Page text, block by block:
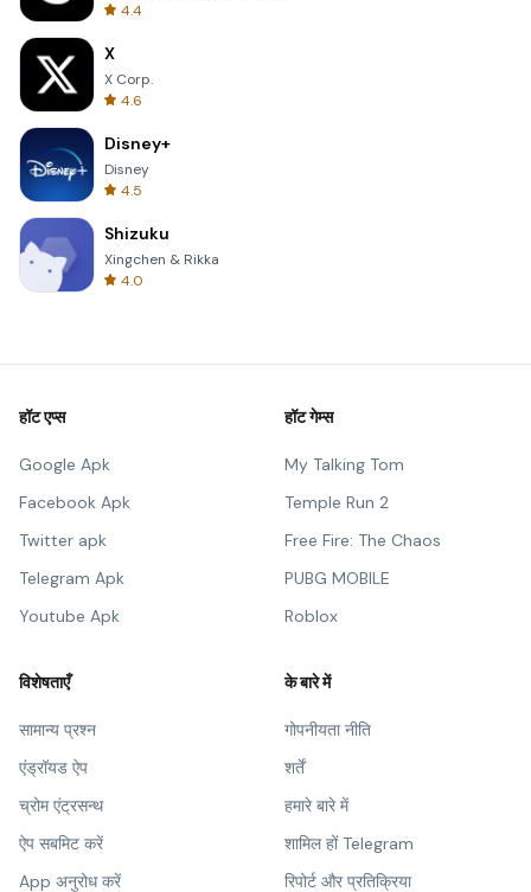
4.4
X
X Corp.
4.6
Disney+
Disney
4.5
Shizuku
Xingchen & Rikka
4.0
हॉट एप्स
Google Apk
Facebook Apk
Twitter apk
Telegram Apk
Youtube Apk
हॉट गेम्स
My Talking Tom
Temple Run 2
Free Fire: The Chaos
PUBG MOBILE
Roblox
विशेषताएँ
सामान्य प्रश्न
एंड्रॉयड ऐप
च्रोम एंट्रसन्थ
ऐप सबमिट करें
App अनुरोध करें
के बारे में
गोपनीयता नीति
शर्तें
हमारे बारे में
शामिल हों Telegram
रिपोर्ट और प्रतिक्रिया